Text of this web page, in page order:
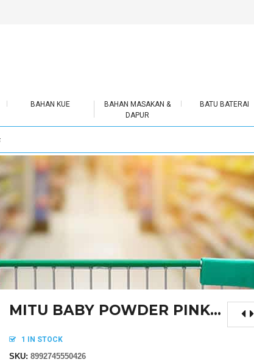
BAHAN KUE
BAHAN MASAKAN &
DAPUR
BATU BATERAI
MITU BABY POWDER PINK...
1 IN STOCK
SKU:8992745550426